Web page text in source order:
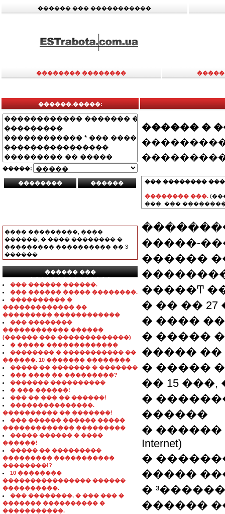
������ ��� �����������
�������� ��������
������.�����:
�����:
���� ���������, ����
������, � ���� �������� �
��������� ���������� �� 3
������.
������ ���
���������������
��� ������ ������.
��� ������ ����� ��������.
���������� �
������������� ��
��������� ������������
��� ��������
������������ ������
(������ ��� �������������)
� ����� �������������
�������� � ����������� ��
������. 10 ������� ��������
����� �� ������� � �������
��� ���� �� ���������?
������� ����������
� ��� ������!
��� �� ��� �� ������!
���������������.
���������� �� �������!
��� ������ ������ �����
������������� ���������
����� ������ � ����
������!
����� �� ���������
��������� �����������
��������!?
10 ��������
���������������� ������
����������.
��� ��������, � ��� ��� �
������� ���������� �
�����������.
������ �
��� ��������
�������� ���.
���, ���
�����-
������
�����Ͳ
� �� �� 27
� ����
� �����
����� ��
� �����
�� 15
�
������
� ������
Internet)
�
�����
�
������